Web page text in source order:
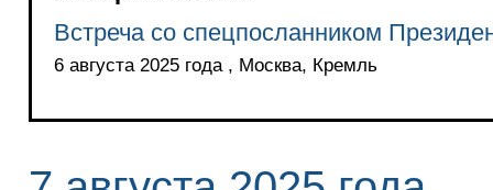
Встреча со спецпосланником
6 августа 2025 года , Москва, Кремль